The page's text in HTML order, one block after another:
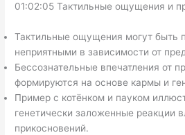
01:02:05 Тактильные ощущения и
Тактильные ощущения могут быть
неприятными в зависимости от
Бессознательные впечатления от
формируются на основе кармы и
Пример с котёнком и пауком
генетически заложенные реакции
прикосновений.